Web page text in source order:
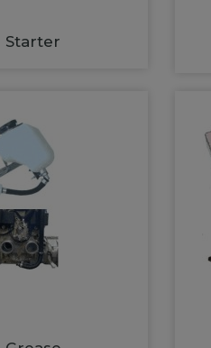
Starter